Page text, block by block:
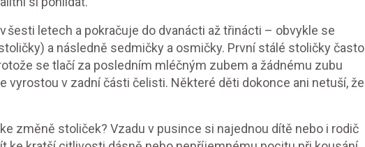
šesti letech a pokračuje do dvanácti až třinácti – obvykle se
a následně sedmičky a osmičky. První stálé stoličky často
se tlačí za posledním mléčným zubem a žádnému zubu
vyrostou v zadní části čelisti. Některé děti dokonce ani netuší, že
změně stoliček? Vzadu v pusince si najednou dítě nebo i rodič